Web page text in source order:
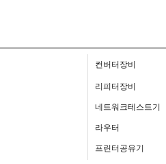
컨버터장비
리피터장비
네트워크테스트기
라우터
프린터공유기